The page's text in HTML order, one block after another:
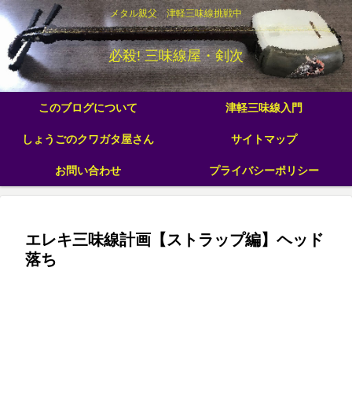
メタル親父 津軽三味線挑戦中
必殺! 三味線屋・剣次
このブログについて 津軽三味線入門
しょうごのクワガタ屋さん サイトマップ
お問い合わせ プライバシーポリシー
エレキ三味線計画【ストラップ編】ヘッド
落ち